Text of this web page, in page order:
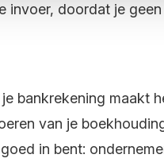
invoer, doordat je
bankrekening maakt
van je
in bent: